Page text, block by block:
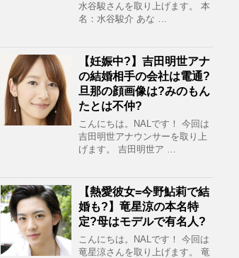
水谷駿さんを取り上げます。 本
名：水谷駿介 あな …
【妊娠中?】吉田明世アナ
の結婚相手の会社は電通?
旦那の顔画像は?みのもん
たとは不仲?
こんにちは。NALです！ 今回は
吉田明世アナウンサーを取り上
げます。 吉田明世ア …
【熱愛彼女=今野鮎莉で結
婚も?】竜星涼の本名特
定?母はモデルで有名人?
こんにちは。NALです！ 今回は
竜星涼さんを取り上げます。 竜